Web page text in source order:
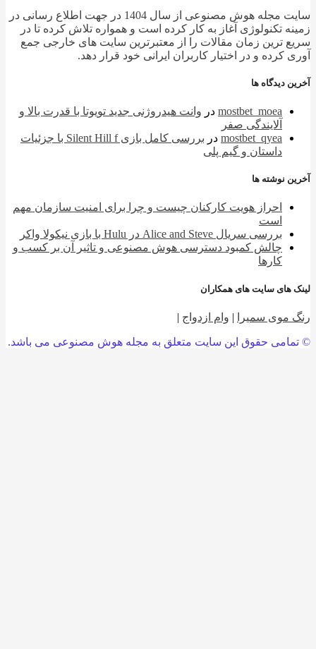
سایت مجله هوش مصنوعی از سال 1404 در جهت اطلاع رسانی در
تکنولوژی آغاز به کار کرده است و همواره تلاش کرده تا در
ترین زمان مقالات را از معتبرترین سایت های خارجی جمع
کرده و در اختیار کاربران ایرانی خود قرار دهد.
دیدگاه ها
mostbet_moeaدروانت هیدروژنی جدید تویوتا با قدرت بالا و
آلایندگی صفر
mostbet_qyeaدر
بررسی کامل بازی Silent Hill f با جزئیات
داستان و گیم پلی
نوشته ها
احراز هویت کارکنان چیست و چرا برای امنیت سازمان مهم
بررسی سریال Alice and Steve در Hulu با بازی نیکولا واکر
چالش کمبود دسترسی هوش مصنوعی و تاثیر آن بر کسب و
کارها
های سایت های همکاران
موی سمیرا|وام ازدواج |
حقوق این سایت متعلق به مجله هوش مصنوعی می باشد.